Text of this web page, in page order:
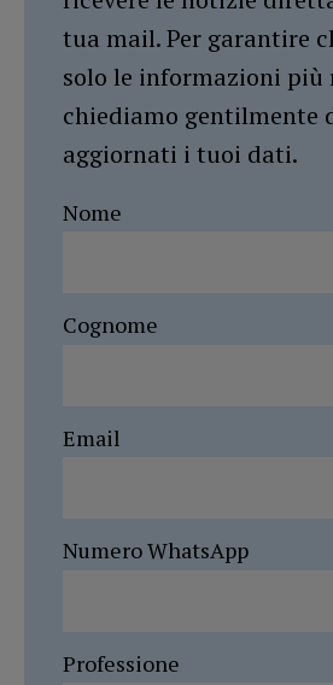
tua mail. Per garantire
solo le informazioni
chiediamo gentilmente
aggiornati i tuoi dati.
Nome
Cognome
Email
Numero WhatsApp
Professione